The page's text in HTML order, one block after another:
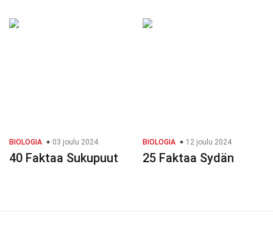
BIOLOGIA 03 joulu 2024
40 Faktaa Sukupuut
BIOLOGIA 12 joulu 2024
25 Faktaa Sydän